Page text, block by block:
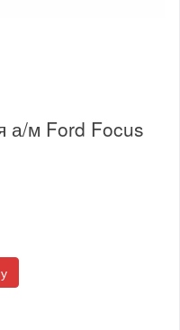
а/м Ford Focus